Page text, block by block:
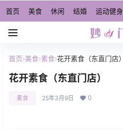
首页 美食 休闲 结婚 运动健身
首页›美食›素食›花开素食（东直门店）
花开素食（东直门店）
素食 25年3月9日 0